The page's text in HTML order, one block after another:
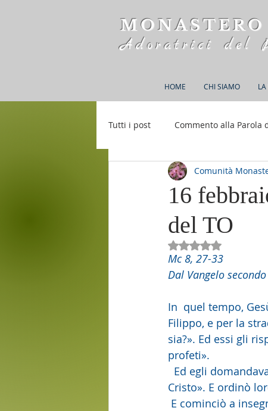
Adoratrici del
HOME CHI SIAMO LA
Tutti i post Commento alla Parola
Rifugio S. M. della Bellezza
16
del TO
Comunità
Valutazione NaN
Mc 8, 27-33
Dal Vangelo
In  quel tempo,
Filippo, e per la
sia?». Ed essi gli
profeti».
Cristo». E ordinò